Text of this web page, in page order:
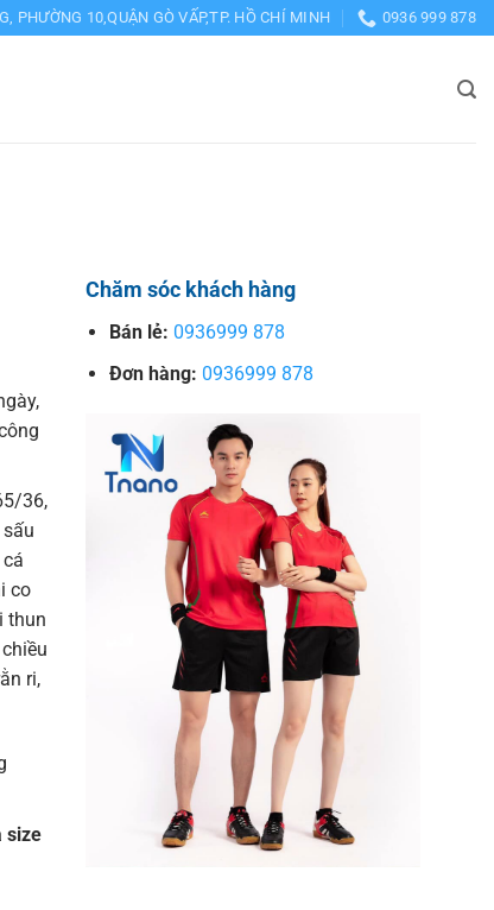
PHƯỜNG 10,QUẬN GÒ VẤP,TP. HỒ CHÍ MINH 0936 999 878
36,
co
thun
ri,
size
Chăm sóc khách hàng
Bán lẻ: 0936999 878
Đơn hàng: 0936999 878